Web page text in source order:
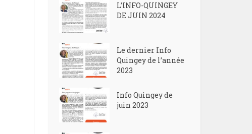
L’INFO-QUINGEY
DE JUIN 2024
Le dernier Info
Quingey de l’année
2023
Info Quingey de
juin 2023